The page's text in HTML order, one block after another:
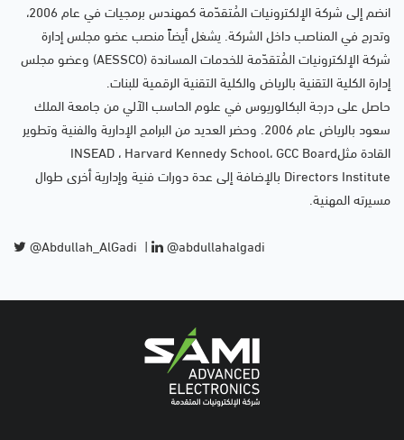
انضم إلى شركة الإلكترونيات المُتقدّمة كمهندس برمجيات في عام 2006،
وتدرج في المناصب داخل الشركة. يشغل أيضاً منصب عضو مجلس إدارة
شركة الإلكترونيات المُتقدّمة للخدمات المساندة (AESSCO) وعضو مجلس
إدارة الكلية التقنية بالرياض والكلية التقنية الرقمية للبنات.
حاصل على درجة البكالوريوس في علوم الحاسب الآلي من جامعة الملك
سعود بالرياض عام 2006. وحضر العديد من البرامج الإدارية والفنية وتطوير
القادة مثلINSEAD ، Harvard Kennedy School، GCC Board
Directors Institute بالإضافة إلى عدة دورات فنية وإدارية أخرى طوال
مسيرته المهنية.
@Abdullah_AlGadi | @abdullahalgadi